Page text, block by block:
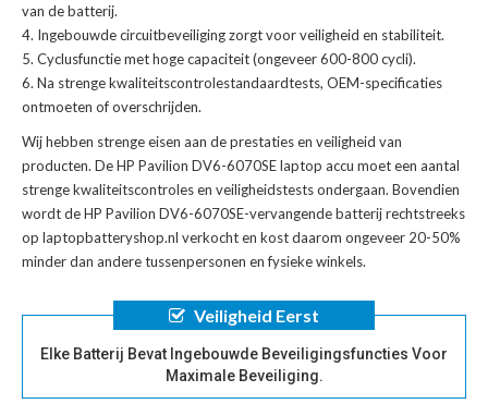
van de batterij.
Ingebouwde circuitbeveiliging zorgt voor veiligheid en stabiliteit.
Cyclusfunctie met hoge capaciteit (ongeveer 600-800 cycli).
Na strenge kwaliteitscontrolestandaardtests, OEM-specificaties
ontmoeten of overschrijden.
Wij hebben strenge eisen aan de prestaties en veiligheid van
producten. DeHP Pavilion DV6-6070SE laptop accu moet een aantal
strenge kwaliteitscontroles en veiligheidstests ondergaan. Bovendien
wordt deHP Pavilion DV6-6070SE-vervangende batterijrechtstreeks
op laptopbatteryshop.nl verkocht en kost daarom ongeveer 20-50%
minder dan andere tussenpersonen en fysieke winkels.
Veiligheid Eerst
Elke Batterij Bevat Ingebouwde Beveiligingsfuncties Voor
Maximale Beveiliging.